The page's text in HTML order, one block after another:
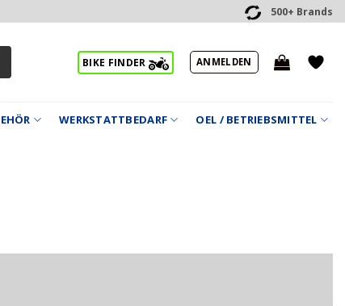
500+ Brands
BIKE FINDER ANMELDEN
WERKSTATTBEDARF OEL / BETRIEBSMITTEL